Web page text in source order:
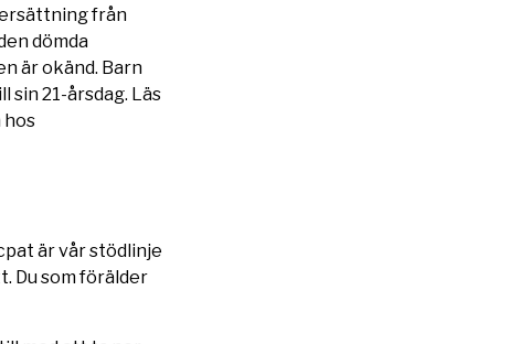
från
dömda
är okänd. Barn
21-årsdag. Läs
hos
är vår stödlinje
Du som förälder